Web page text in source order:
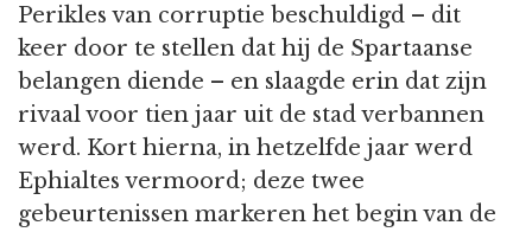
Perikles van corruptie beschuldigd – dit
keer door te stellen dat hij de Spartaanse
belangen diende – en slaagde erin dat zijn
rivaal voor tien jaar uit de stad verbannen
werd. Kort hierna, in hetzelfde jaar werd
Ephialtes vermoord; deze twee
gebeurtenissen markeren het begin van de